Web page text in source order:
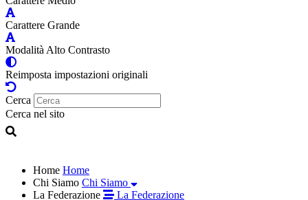
Carattere Grande
Modalità Alto Contrasto
Reimposta impostazioni originali
Cerca
Cerca nel sito
Home Home
Chi Siamo Chi Siamo
La Federazione
La Federazione